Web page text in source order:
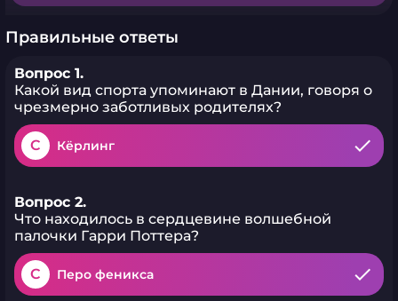
Правильные ответы
Вопрос 1.
Какой вид спорта упоминают в Дании, говоря о
чрезмерно заботливых родителях?
C Кёрлинг
Вопрос 2.
Что находилось в сердцевине волшебной
палочки Гарри Поттера?
C Перо феникса